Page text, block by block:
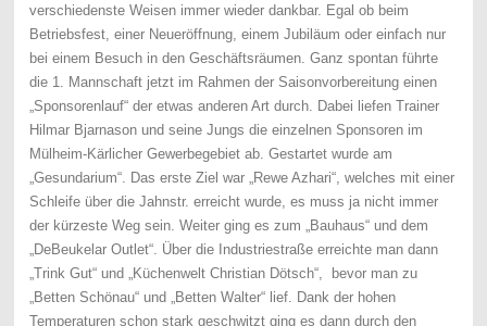
verschiedenste Weisen immer wieder dankbar. Egal ob beim
Betriebsfest, einer Neueröffnung, einem Jubiläum oder einfach nur
bei einem Besuch in den Geschäftsräumen. Ganz spontan führte
die 1. Mannschaft jetzt im Rahmen der Saisonvorbereitung einen
„Sponsorenlauf“ der etwas anderen Art durch. Dabei liefen Trainer
Hilmar Bjarnason und seine Jungs die einzelnen Sponsoren im
Mülheim-Kärlicher Gewerbegebiet ab. Gestartet wurde am
„Gesundarium“. Das erste Ziel war „Rewe Azhari“, welches mit einer
Schleife über die Jahnstr. erreicht wurde, es muss ja nicht immer
der kürzeste Weg sein. Weiter ging es zum „Bauhaus“ und dem
„DeBeukelar Outlet“. Über die Industriestraße erreichte man dann
„Trink Gut“ und „Küchenwelt Christian Dötsch“, bevor man zu
„Betten Schönau“ und „Betten Walter“ lief. Dank der hohen
Temperaturen schon stark geschwitzt ging es dann durch den